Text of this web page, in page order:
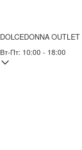
DOLCEDONNA OUTLET
Вт-Пт: 10:00 - 18:00